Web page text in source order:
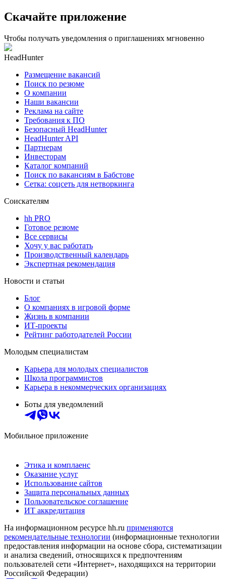
Скачайте приложение
Чтобы получать уведомления о приглашениях мгновенно
HeadHunter
Размещение вакансий
Поиск по резюме
О компании
Наши вакансии
Реклама на сайте
Требования к ПО
Безопасный HeadHunter
HeadHunter API
Партнерам
Инвесторам
Каталог компаний
Поиск по вакансиям в Бабстове
Сетка: соцсеть для нетворкинга
Соискателям
hh PRO
Готовое резюме
Все сервисы
Хочу у вас работать
Производственный календарь
Экспертная рекомендация
Новости и статьи
Блог
О компаниях в игровой форме
Жизнь в компании
ИТ-проекты
Рейтинг работодателей России
Молодым специалистам
Карьера для молодых специалистов
Школа программистов
Карьера в некоммерческих организациях
Боты для уведомлений
Мобильное приложение
Этика и комплаенс
Оказание услуг
Использование сайтов
Защита персональных данных
Пользовательское соглашение
ИТ аккредитация
На информационном ресурсе hh.ru применяются
рекомендательные технологии (информационные технологии
предоставления информации на основе сбора, систематизации
и анализа сведений, относящихся к предпочтениям
пользователей сети «Интернет», находящихся на территории
Российской Федерации)